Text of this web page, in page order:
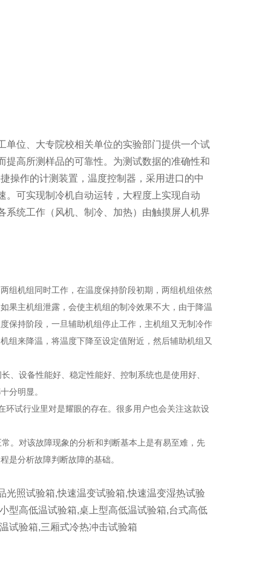
单位、大专院校相关单位的实验部门提供一个试
高所测样品的可靠性。为测试数据的准确性和
操作的计测装置，温度控制器，采用进口的中
可实现制冷机自动运转，大程度上实现自动
统工作（风机、制冷、加热）由触摸屏人机界
组机组同时工作，在温度保持阶段初期，两组机组依然
果主机组泄露，会使主机组的制冷效果不大，由于降温
保持阶段，一旦辅助机组停止工作，主机组又无制冷作
组来降温，将温度下降至设定值附近，然后辅助机组又
设备性能好、稳定性能好、控制系统也是使用好、
分明显。
试行业里对是耀眼的存在。很多用户也会关注这款设
。对该故障现象的分析和判断基本上是有易至难，先
是分析故障判断故障的基础。
照试验箱,快速温变试验箱,快速温变湿热试验
型高低温试验箱,桌上型高低温试验箱,台式高低
试验箱,三厢式冷热冲击试验箱